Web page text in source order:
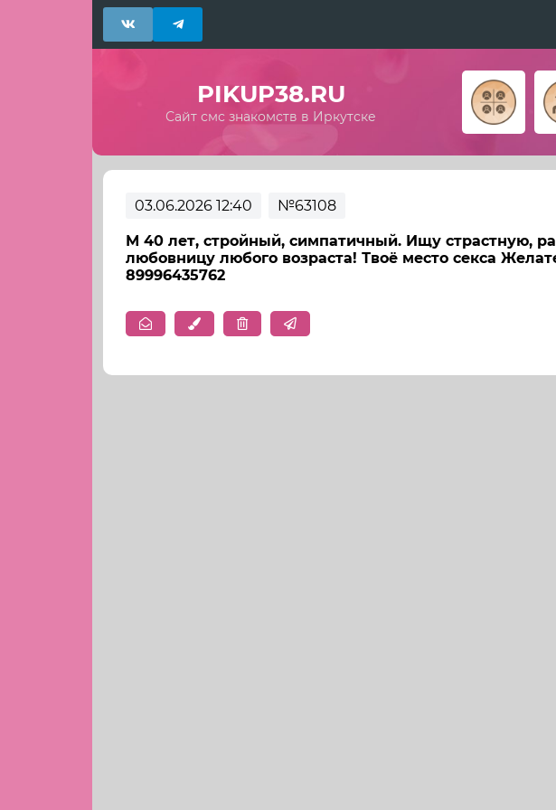
PIKUP38.RU
Сайт смс знакомств в Иркутске
03.06.2026 12:40 №63108
М 40 лет, стройный, симпатичный. Ищу страстную,
любовницу любого возраста! Твоё место секса
89996435762